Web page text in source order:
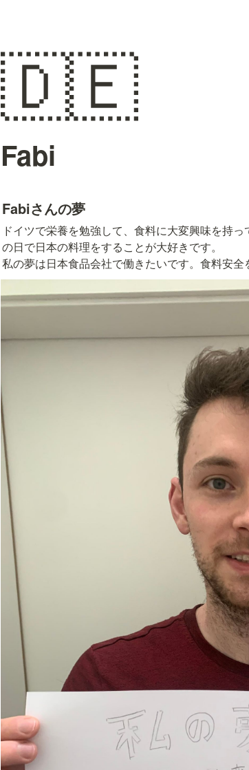
🇩🇪
Fabi
Fabiさんの夢
ドイツで栄養を勉強して、食料に大変興味を持
の日で日本の料理をすることが大好きです。
私の夢は日本食品会社で働きたいです。食料安全